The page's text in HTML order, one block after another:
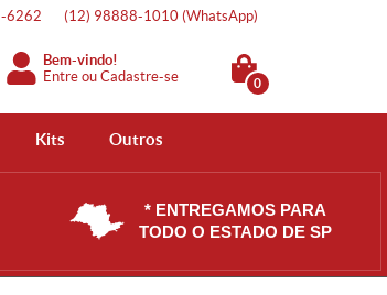
6262 (12) 98888-1010 (WhatsApp)
Bem-vindo!
Entre ouCadastre-se 0
Kits Outros
* ENTREGAMOS PARA
TODO O ESTADO DE SP